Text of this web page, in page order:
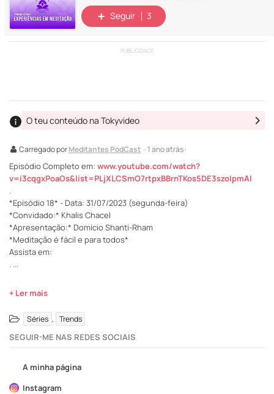
Seguir 3
PUBLICIDADE
Carregado porMeditantes PodCast · 1 ano atrás ·
O teu conteúdo na Tokyvideo
Episódio Completo em: www.youtube.com/watch?
v=i3cqgxPoaOs&list=PLjXLCSmO7rtpxBBrnTKos5DE3szoIpmAl
.
*Episódio 18* - Data: 31/07/2023 (segunda-feira)
*Convidado:* Khalis Chacel
*Apresentação:* Domício Shanti-Rham
*Meditação é fácil e para todos*
Assista em:
. ...
+ Ler mais
Séries , Trends
SEGUIR-ME NAS REDES SOCIAIS
A minha página
Instagram